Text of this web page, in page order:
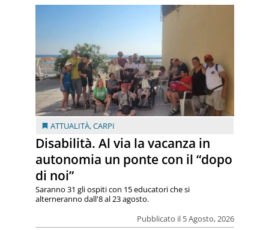
ATTUALITÀ,CARPI
Disabilità. Al via la vacanza in
autonomia un ponte con il “dopo
di noi”
Pubblicato il 5 Agosto, 2026
Saranno 31 gli ospiti con 15 educatori che si
alterneranno dall'8 al 23 agosto.